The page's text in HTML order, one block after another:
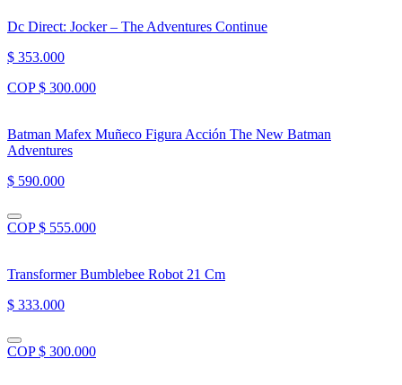
Dc Direct: Jocker – The Adventures Continue
$ 353.000
COP $ 300.000
Batman Mafex Muñeco Figura Acción The New Batman
Adventures
$ 590.000
COP $ 555.000
Transformer Bumblebee Robot 21 Cm
$ 333.000
COP $ 300.000